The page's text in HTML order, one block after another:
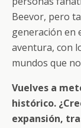
Beevor, pero
generación en
aventura, con
mundos que
Vuelves a
histórico.
expansión,